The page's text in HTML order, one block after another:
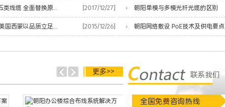
朝阳康普新超五类线缆 全面替换原安普蓝白线 [2017/12/27]
朝阳专注技术 美国西蒙以品质立足网络时代 [2015/12/26]
朝阳单模与多模光纤光缆的区别
朝阳
更多>> 联系我们
全国免费咨询热线